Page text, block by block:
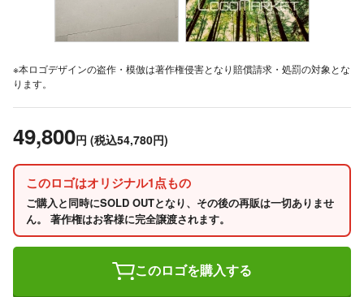
※本ロゴデザインの盗作・模倣は著作権侵害となり賠償請求・処罰の対象とな
ります。
49,800円 (税込54,780円)
このロゴはオリジナル1点もの
ご購入と同時にSOLD OUTとなり、その後の再販は一切ありませ
ん。 著作権はお客様に完全譲渡されます。
このロゴを購入する